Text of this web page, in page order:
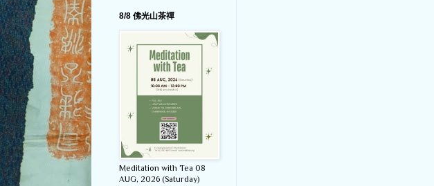
8/8 佛光山茶禪
Meditation with Tea 08
AUG, 2026 (Saturday)